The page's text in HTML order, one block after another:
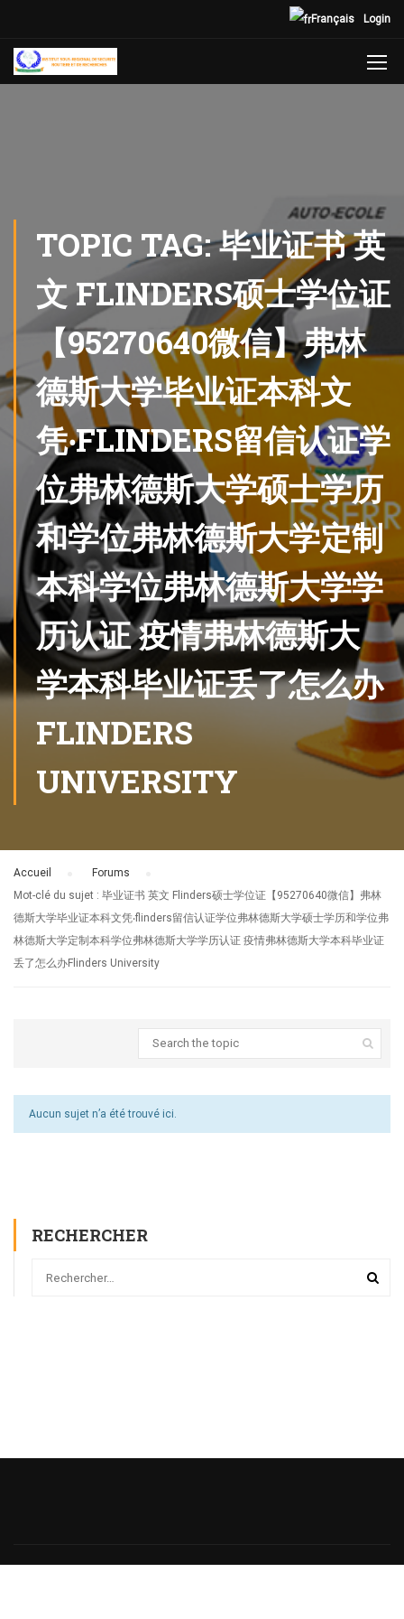
Login
Français
TOPIC TAG: 毕业证书 英
文 FLINDERS硕士学位证
【95270640微信】弗林
德斯大学毕业证本科文
凭‧FLINDERS留信认证学
位弗林德斯大学硕士学历
和学位弗林德斯大学定制
本科学位弗林德斯大学学
历认证 疫情弗林德斯大
学本科毕业证丢了怎么办
FLINDERS
UNIVERSITY
Accueil Forums
Mot-clé du sujet : 毕业证书 英文 Flinders硕士学位证【95270640微信】弗林
德斯大学毕业证本科文凭‧flinders留信认证学位弗林德斯大学硕士学历和学位弗
林德斯大学定制本科学位弗林德斯大学学历认证 疫情弗林德斯大学本科毕业证
丢了怎么办Flinders University
Aucun sujet n’a été trouvé ici.
RECHERCHER